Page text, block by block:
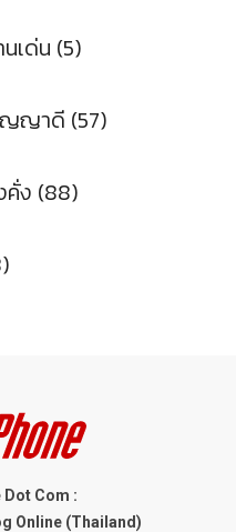
เด่น (5)
ญญาดี (57)
คั่ง (88)
Com :
Online (Thailand)